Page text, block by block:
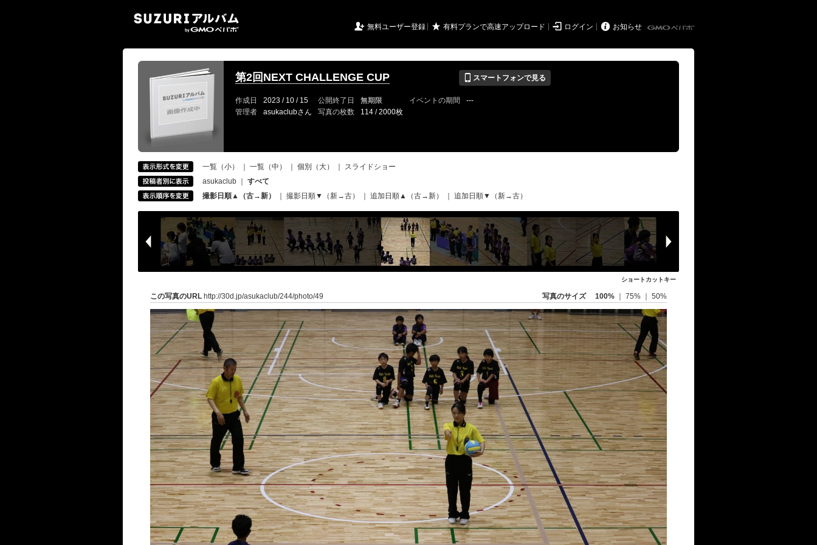
 無料ユーザー登録 ★ 有料プランで高速アップロード  ログイン  お知らせ
第2回NEXT CHALLENGE CUP 📱 スマートフォンで見る
作成日 2023 / 10 / 15 公開終了日 無期限 イベントの期間
---
管理者
asukaclubさん 写真の枚数 114 / 2000枚
一覧（小） 一覧（中） 個別（大）
スライドショー
asukaclub
すべて
撮影日順▲（古→新）
撮影日順▼（新→古） 追加日順▲（古→新） 追加日順▼（新→古）
ショートカットキー
この写真のURL http://30d.jp/asukaclub/244/photo/49 写真のサイズ 100% 75% 50%